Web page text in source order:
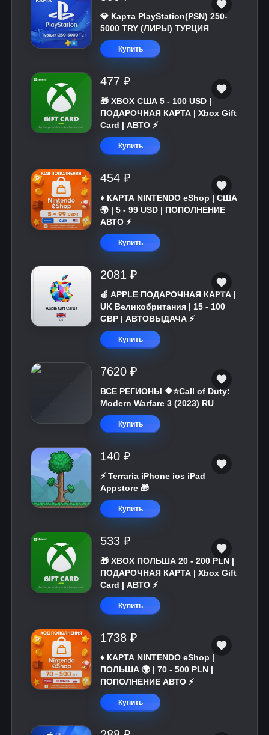
💎 Карта PlayStation(PSN) 250-
5000 TRY (ЛИРЫ) ТУРЦИЯ
Купить
477 ₽
🎁 XBOX США 5 - 100 USD |
ПОДАРОЧНАЯ КАРТА | Xbox Gift
Card | АВТО ⚡
Купить
454 ₽
♦️ КАРТА NINTENDO eShop | США
🌍 | 5 - 99 USD | ПОПОЛНЕНИЕ
АВТО ⚡
Купить
2081 ₽
🍎 APPLE ПОДАРОЧНАЯ КАРТА |
UK Великобритания | 15 - 100
GBP | АВТОВЫДАЧА ⚡️
Купить
7620 ₽
ВСЕ РЕГИОНЫ 🔶⭐Call of Duty:
Modern Warfare 3 (2023) RU
Купить
140 ₽
⚡️ Terraria iPhone ios iPad
Appstore 🎁
Купить
533 ₽
🎁 XBOX ПОЛЬША 20 - 200 PLN |
ПОДАРОЧНАЯ КАРТА | Xbox Gift
Card | АВТО ⚡
Купить
1738 ₽
♦️ КАРТА NINTENDO eShop |
ПОЛЬША 🌍 | 70 - 500 PLN |
ПОПОЛНЕНИЕ АВТО ⚡
Купить